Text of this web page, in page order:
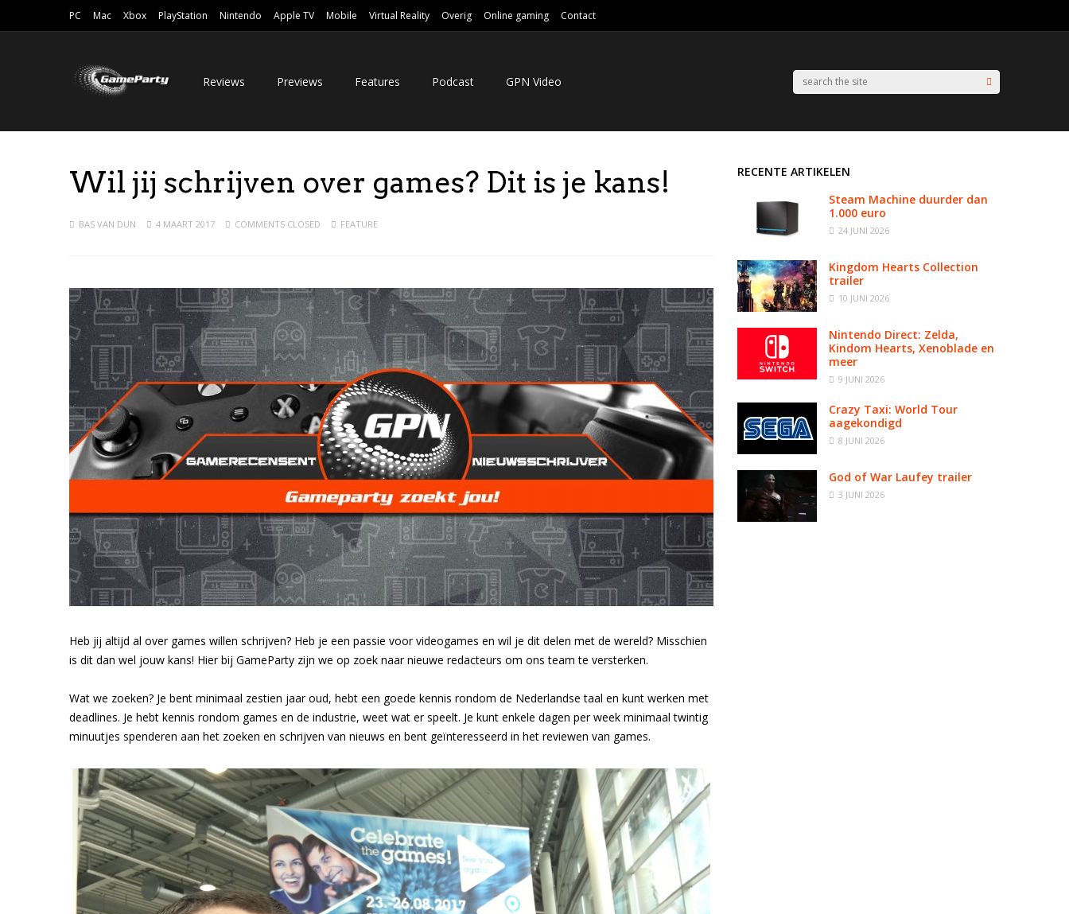
PC Mac Xbox PlayStation Nintendo Apple TV Mobile Virtual Reality Overig Online gaming Contact
Reviews Previews Features Podcast GPN Video
Wil jij schrijven over games? Dit is je kans!
BAS VAN DUN 4 MAART 2017 COMMENTS CLOSED FEATURE
Heb jij altijd al over games willen schrijven? Heb je een passie voor videogames en wil je dit delen met de wereld? Misschien
is dit dan wel jouw kans! Hier bij GameParty zijn we op zoek naar nieuwe redacteurs om ons team te versterken.
Wat we zoeken? Je bent minimaal zestien jaar oud, hebt een goede kennis rondom de Nederlandse taal en kunt werken met
deadlines. Je hebt kennis rondom games en de industrie, weet wat er speelt. Je kunt enkele dagen per week minimaal twintig
minuutjes spenderen aan het zoeken en schrijven van nieuws en bent geïnteresseerd in het reviewen van games.
RECENTE ARTIKELEN
Steam Machine duurder dan
1.000 euro
24 JUNI 2026
Kingdom Hearts Collection
trailer
10 JUNI 2026
Nintendo Direct: Zelda,
Kindom Hearts, Xenoblade en
meer
9 JUNI 2026
Crazy Taxi: World Tour
aagekondigd
8 JUNI 2026
God of War Laufey trailer
3 JUNI 2026